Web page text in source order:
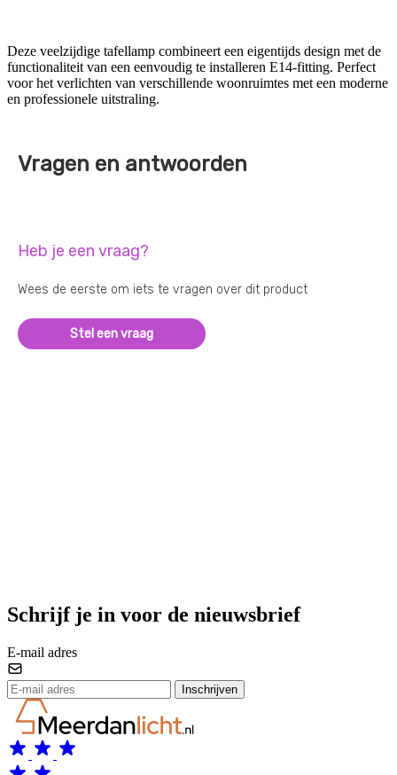
Deze veelzijdige tafellamp combineert een eigentijds design met de
functionaliteit van een eenvoudig te installeren E14-fitting. Perfect
voor het verlichten van verschillende woonruimtes met een moderne
en professionele uitstraling.
Vragen en antwoorden
Heb je een vraag?
Wees de eerste om iets te vragen over dit product
Stel een vraag
Schrijf je in voor de nieuwsbrief
E-mail adres
Inschrijven